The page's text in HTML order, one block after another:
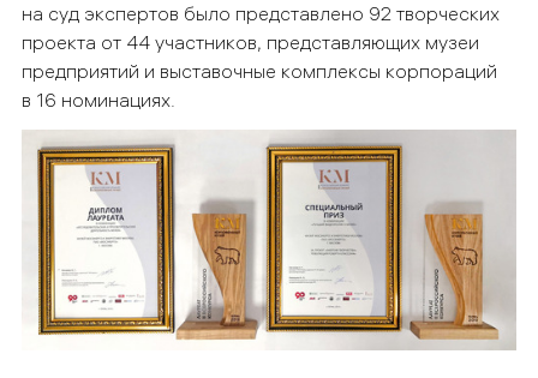
на суд экспертов было представлено 92 творческих
проекта от 44 участников, представляющих музеи
предприятий и выставочные комплексы корпораций
в 16 номинациях.